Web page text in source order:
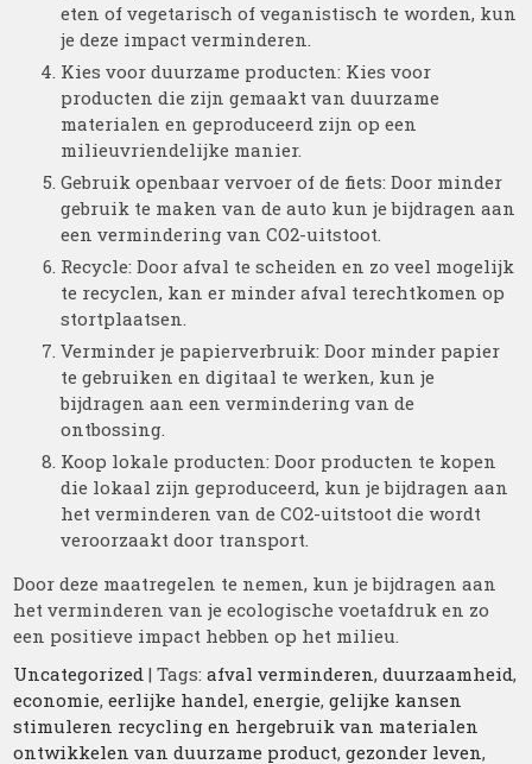
eten of vegetarisch of veganistisch te worden, kun
je deze impact verminderen.
Kies voor duurzame producten: Kies voor
producten die zijn gemaakt van duurzame
materialen en geproduceerd zijn op een
milieuvriendelijke manier.
Gebruik openbaar vervoer of de fiets: Door minder
gebruik te maken van de auto kun je bijdragen aan
een vermindering van CO2-uitstoot.
Recycle: Door afval te scheiden en zo veel mogelijk
te recyclen, kan er minder afval terechtkomen op
stortplaatsen.
Verminder je papierverbruik: Door minder papier
te gebruiken en digitaal te werken, kun je
bijdragen aan een vermindering van de
ontbossing.
Koop lokale producten: Door producten te kopen
die lokaal zijn geproduceerd, kun je bijdragen aan
het verminderen van de CO2-uitstoot die wordt
veroorzaakt door transport.
Door deze maatregelen te nemen, kun je bijdragen aan
het verminderen van je ecologische voetafdruk en zo
een positieve impact hebben op het milieu.
Uncategorized | Tags:afval verminderen,duurzaamheid,
economie,eerlijke handel,energie,gelijke kansen
stimuleren recycling en hergebruik van materialen
ontwikkelen van duurzame product,gezonder leven,